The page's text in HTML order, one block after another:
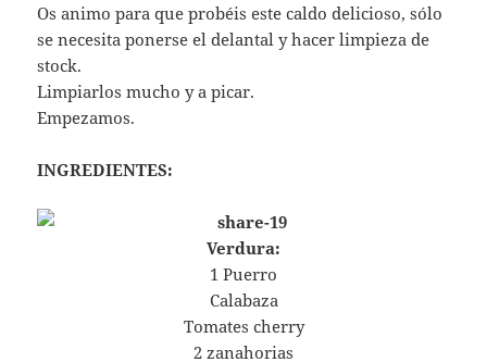
Os animo para que probéis este caldo delicioso, sólo
se necesita ponerse el delantal y hacer limpieza de
stock.
Limpiarlos mucho y a picar.
Empezamos.
INGREDIENTES:
Verdura:
1 Puerro
Calabaza
Tomates cherry
2 zanahorias